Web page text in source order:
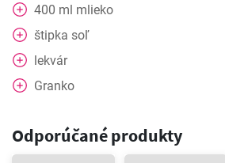
400 ml mlieko
štipka soľ
lekvár
Granko
Odporúčané produkty